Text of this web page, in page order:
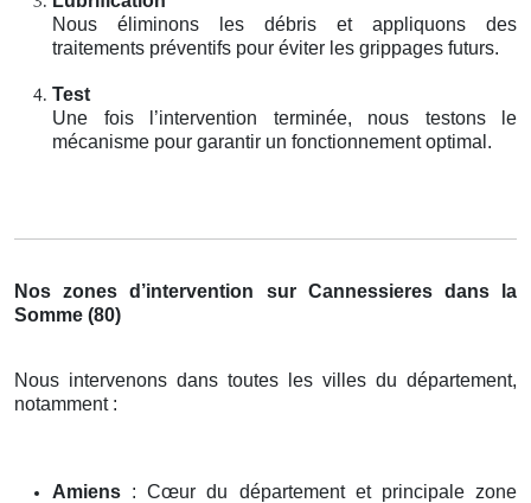
Nous éliminons les débris et appliquons des
traitements préventifs pour éviter les grippages futurs.
Test
Une fois l’intervention terminée, nous testons le
mécanisme pour garantir un fonctionnement optimal.
Nos zones d’intervention sur Cannessieres dans la
Somme (80)
Nous intervenons dans toutes les villes du département,
notamment :
Amiens : Cœur du département et principale zone